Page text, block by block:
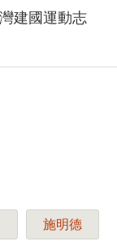
建國運動志
施明德